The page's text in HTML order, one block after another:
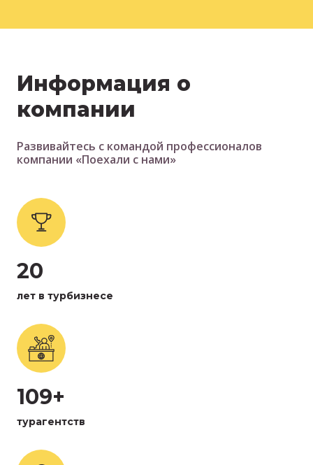
Информация о
компании
Развивайтесь с командой профессионалов
компании «Поехали с нами»
20
лет в турбизнесе
109+
турагентств